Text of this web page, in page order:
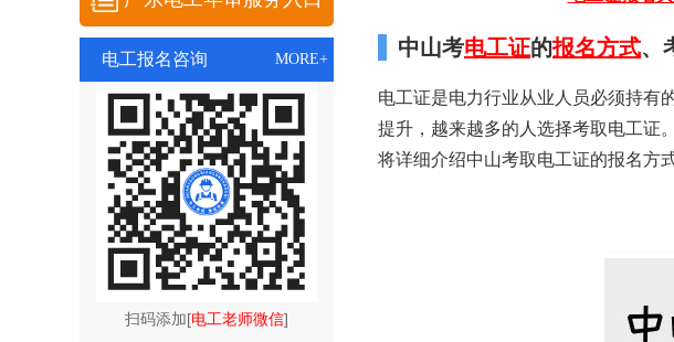
电工报名咨询 MORE+
扫码添加[电工老师微信]
中山考电工证的报名方式、
电工证是电力行业从业人员必须持有
提升，越来越多的人选择考取电工证
将详细介绍中山考取电工证的报名方